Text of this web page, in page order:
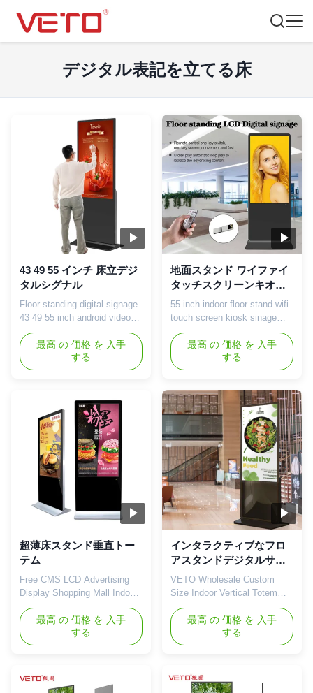
デジタル表記を立てる床
43 49 55 インチ 床立デジ
タルシグナル
Floor standing digital signage
43 49 55 inch android video
lcd advertising player kiosk
vertical totem Main functions:
1. Full HD 1920*1080, LED
screen, support display
Multi-groups of on/off time
schedule could be setted
remotely and control the ...
最高 の 価格 を 入手
する
地面スタンド ワイファイ
タッチスクリーンキオス
ク
55 inch indoor floor stand wifi
touch screen kiosk sinage
display digital signage lcd
advertising player digital
totem Tips: Our company
does not sell TVs, nor does
main products are commercial
advertising player. 49 inch
floor-standing LCD advertising
display specificat...
最高 の 価格 を 入手
する
超薄床スタンド垂直トー
テム
Free CMS LCD Advertising
Display Shopping Mall Indoor
Android Ultra Thin Vertical
Digital Totem 55 inch floor
standing LCD advertising
kiosk specification: Panel
DIsplay Area
1209.6*680.4mm(H*V) Show
最高 の 価格 を 入手
する
インタラクティブなフロ
アスタンドデジタルサイ
ネージ 1920×1080解像度
と500 cd/m2 明るさ
VETO Wholesale Custom
Size Indoor Vertical Totem
Interactive Floor Stand Digital
Signage LCD floor standing
display catalog.pdf VETO can
produce 43-65 inch floor-
player, which is widely used in
advertising and information
最高 の 価格 を 入手
する